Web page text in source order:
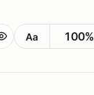
Aa 100%